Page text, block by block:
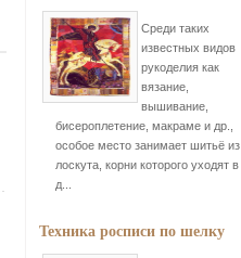
Среди таких
известных видов
рукоделия как
вязание,
вышивание,
бисероплетение, макраме и др.,
особое место занимает шитьё из
лоскута, корни которого уходят в
д...
Техника росписи по шелку